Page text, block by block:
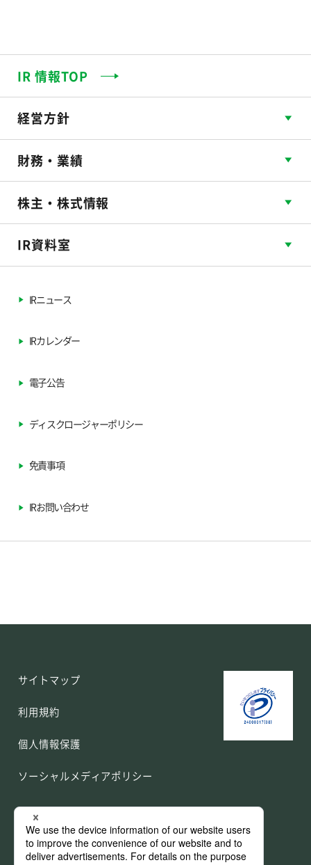
IR 情報TOP
経営方針
財務・業績
株主・株式情報
IR資料室
IRニュース
IRカレンダー
電子公告
ディスクロージャーポリシー
免責事項
IRお問い合わせ
サイトマップ
利用規約
個人情報保護
ソーシャルメディアポリシー